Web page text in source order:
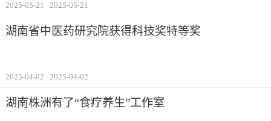
2025-05-21 2025-05-21
湖南省中医药研究院获得科技奖特等奖
2025-04-02 2025-04-02
湖南株洲有了“食疗养生”工作室